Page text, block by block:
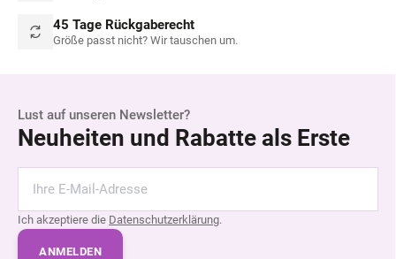
45 Tage Rückgaberecht
Größe passt nicht? Wir tauschen um.
Lust auf unseren Newsletter?
Neuheiten und Rabatte als Erste
Ich akzeptiere die Datenschutzerklärung.
ANMELDEN